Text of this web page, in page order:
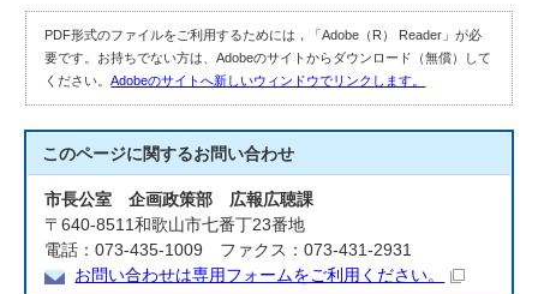
PDF形式のファイルをご利用するためには，「Adobe（R） Reader」が必
要です。お持ちでない方は、Adobeのサイトからダウンロード（無償）して
ください。Adobeのサイトへ新しいウィンドウでリンクします。
このページに関するお問い合わせ
市長公室 企画政策部 広報広聴課
〒640-8511和歌山市七番丁23番地
電話：073-435-1009 ファクス：073-431-2931
お問い合わせは専用フォームをご利用ください。